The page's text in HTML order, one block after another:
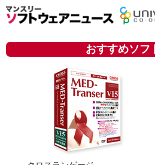
おすすめソフ